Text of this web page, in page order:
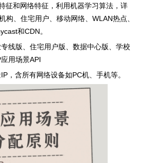
征和网络特征，利用机器学习算法，详
构、住宅用户、移动网络、WLAN热点、
和CDN。
线版、住宅用户版、数据中心版、学校
用场景API
，含所有网络设备如PC机、手机等。